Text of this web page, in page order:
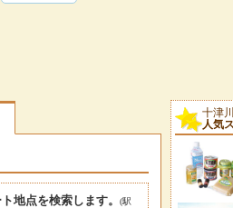
地点を検索します。
(駅
十津
人気